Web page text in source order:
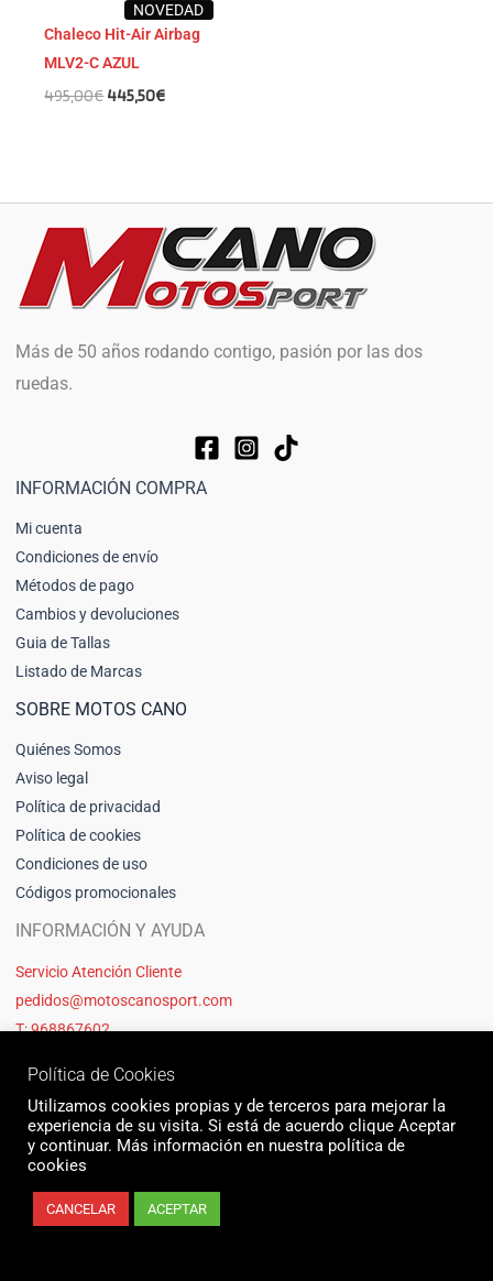
NOVEDAD
Chaleco Hit-Air Airbag
MLV2-C AZUL
495,00€445,50€
Más de 50 años rodando contigo, pasión por las dos
ruedas.
INFORMACIÓN COMPRA
Mi cuenta
Condiciones de envío
Métodos de pago
Cambios y devoluciones
Guia de Tallas
Listado de Marcas
SOBRE MOTOS CANO
Quiénes Somos
Aviso legal
Política de privacidad
Política de cookies
Condiciones de uso
Códigos promocionales
INFORMACIÓN Y AYUDA
Servicio Atención Cliente
pedidos@motoscanosport.com
T: 968867602
© 2026 Motos Cano Sport | Sitio web creado y mantenido por Unika web
Política de Cookies
Utilizamos cookies propias y de terceros para mejorar la
experiencia de su visita. Si está de acuerdo clique Aceptar
y continuar. Más información en nuestra política de
cookies
CANCELAR ACEPTAR